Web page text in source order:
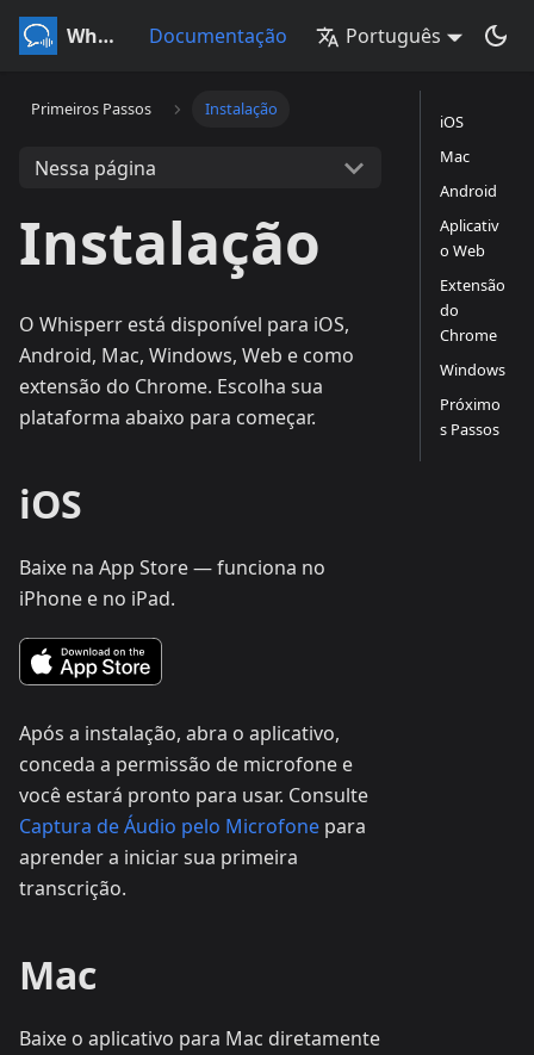
Whisperr Documentação Português
Primeiros Passos Instalação
Nessa página
Instalação
O Whisperr está disponível para iOS,
Android, Mac, Windows, Web e como
extensão do Chrome. Escolha sua
plataforma abaixo para começar.
iOS
Baixe na App Store — funciona no
iPhone e no iPad.
Após a instalação, abra o aplicativo,
conceda a permissão de microfone e
você estará pronto para usar. Consulte
Captura de Áudio pelo Microfone para
aprender a iniciar sua primeira
transcrição.
Mac
Baixe o aplicativo para Mac diretamente
iOS
Mac
Android
Aplicativ
o Web
Extensão
do
Chrome
Windows
Próximo
s Passos